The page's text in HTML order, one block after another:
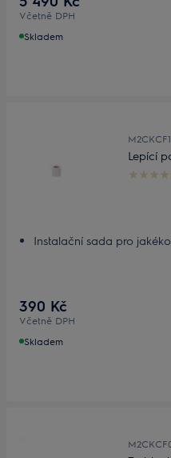
Včetně DPH
Skladem
Lepící
Instalační sada pro
390 Kč
Včetně DPH
Skladem